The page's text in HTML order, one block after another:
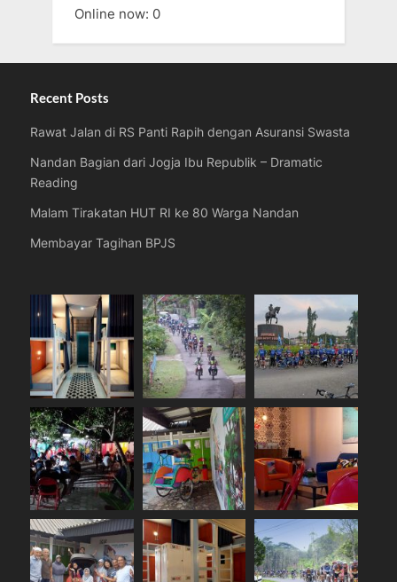
Online now: 0
Recent Posts
Rawat Jalan di RS Panti Rapih dengan Asuransi Swasta
Nandan Bagian dari Jogja Ibu Republik – Dramatic
Reading
Malam Tirakatan HUT RI ke 80 Warga Nandan
Membayar Tagihan BPJS